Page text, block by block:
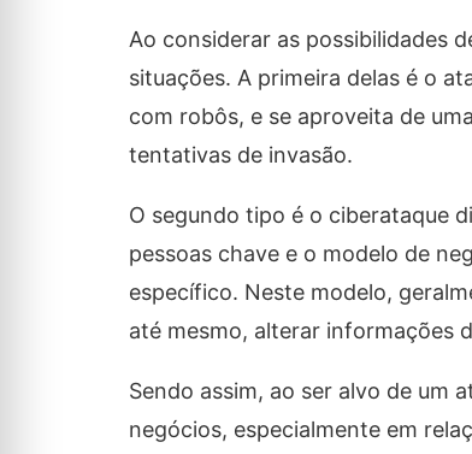
Ao considerar as possibilidades
situações. A primeira delas é o
com robôs, e se aproveita de
tentativas de invasão.
O segundo tipo é o ciberataque
pessoas chave e o modelo de
específico. Neste modelo,
até mesmo, alterar informações
Sendo assim, ao ser alvo de um
negócios, especialmente em